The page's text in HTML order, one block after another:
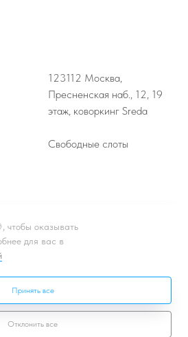
123112 Москва,
Пресненская наб., 12, 19
этаж, коворкинг Sreda
Свободные слоты
об акции, условиях, подробности в
чтобы оказывать
для вас в
Принять все
Отклонить все